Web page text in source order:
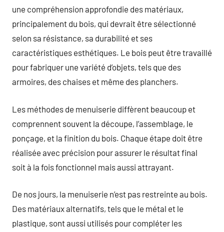
une compréhension approfondie des matériaux,
principalement du bois, qui devrait être sélectionné
selon sa résistance, sa durabilité et ses
caractéristiques esthétiques. Le bois peut être travaillé
pour fabriquer une variété d’objets, tels que des
armoires, des chaises et même des planchers.
Les méthodes de menuiserie diffèrent beaucoup et
comprennent souvent la découpe, l’assemblage, le
ponçage, et la finition du bois. Chaque étape doit être
réalisée avec précision pour assurer le résultat final
soit à la fois fonctionnel mais aussi attrayant.
De nos jours, la menuiserie n’est pas restreinte au bois.
Des matériaux alternatifs, tels que le métal et le
plastique, sont aussi utilisés pour compléter les